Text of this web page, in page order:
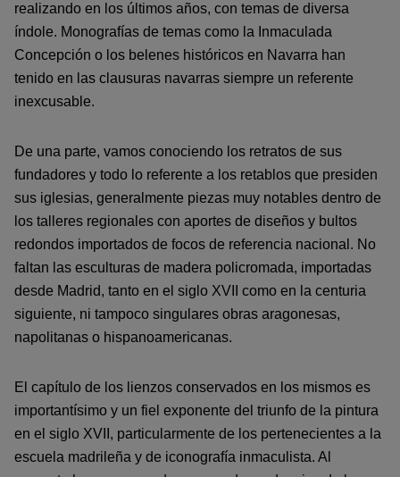
realizando en los últimos años, con temas de diversa
índole. Monografías de temas como la Inmaculada
Concepción o los belenes históricos en Navarra han
tenido en las clausuras navarras siempre un referente
inexcusable.
De una parte, vamos conociendo los retratos de sus
fundadores y todo lo referente a los retablos que presiden
sus iglesias, generalmente piezas muy notables dentro de
los talleres regionales con aportes de diseños y bultos
redondos importados de focos de referencia nacional. No
faltan las esculturas de madera policromada, importadas
desde Madrid, tanto en el siglo XVII como en la centuria
siguiente, ni tampoco singulares obras aragonesas,
napolitanas o hispanoamericanas.
El capítulo de los lienzos conservados en los mismos es
importantísimo y un fiel exponente del triunfo de la pintura
en el siglo XVII, particularmente de los pertenecientes a la
escuela madrileña y de iconografía inmaculista. Al